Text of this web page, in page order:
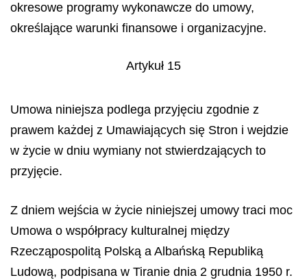
okresowe programy wykonawcze do umowy,
określające warunki finansowe i organizacyjne.
Artykuł 15
Umowa niniejsza podlega przyjęciu zgodnie z
prawem każdej z Umawiających się Stron i wejdzie
w życie w dniu wymiany not stwierdzających to
przyjęcie.
Z dniem wejścia w życie niniejszej umowy traci moc
Umowa o współpracy kulturalnej między
Rzecząpospolitą Polską a Albańską Republiką
Ludową, podpisana w Tiranie dnia 2 grudnia 1950 r.